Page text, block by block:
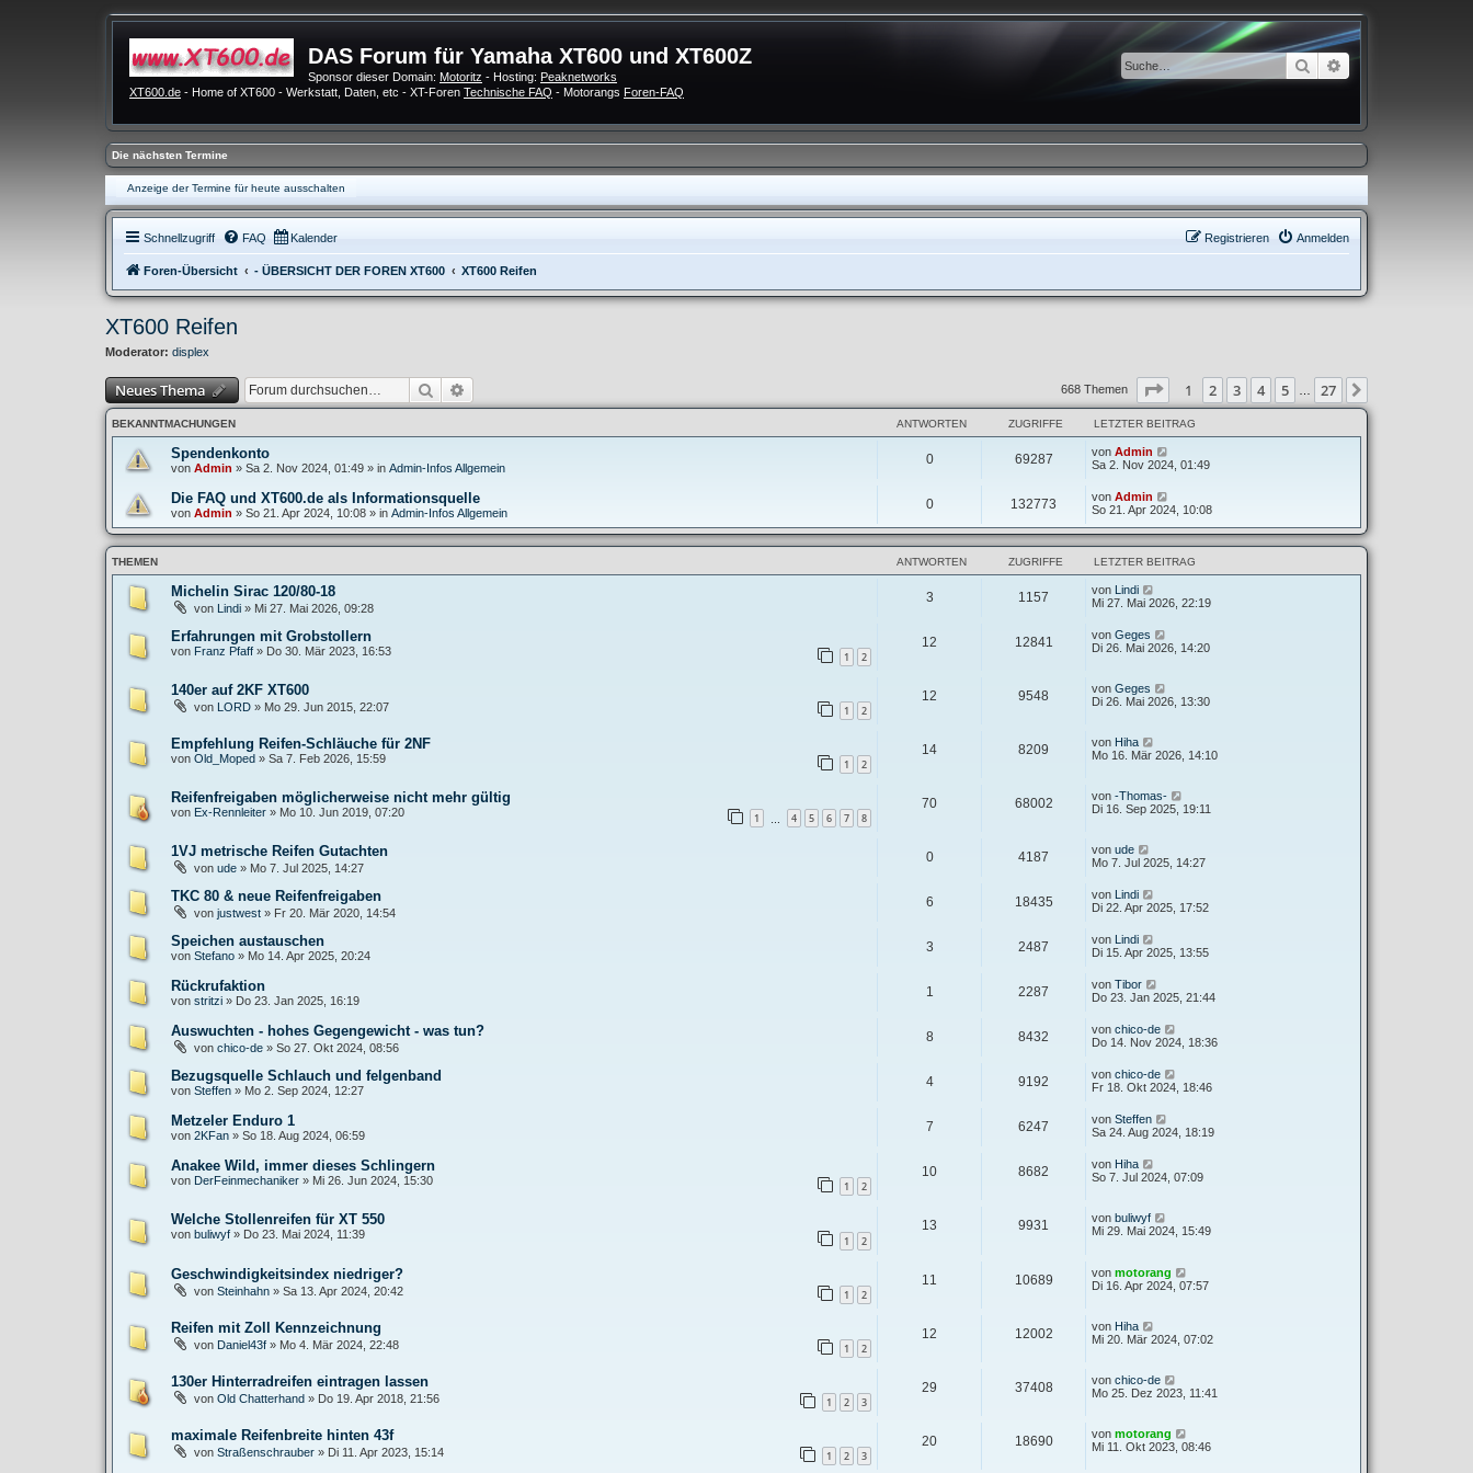
DAS Forum für Yamaha XT600 und XT600Z
Sponsor dieser Domain: Motoritz - Hosting: Peaknetworks
XT600.de - Home of XT600 - Werkstatt, Daten, etc - XT-Foren Technische FAQ - Motorangs Foren-FAQ
Suche Erweiterte Suche
Die nächsten Termine
Anzeige der Termine für heute ausschalten
Schnellzugriff FAQ Kalender Anmelden
Registrieren
Foren-Übersicht - ÜBERSICHT DER FOREN XT600 XT600 Reifen
XT600 Reifen
Moderator: displex
Neues Thema Suche 668 Themen Seite von27
1 2 3 4 5 27
BEKANNTMACHUNGEN ANTWORTEN ZUGRIFFE LETZTER BEITRAG
Spendenkonto
von Admin » Sa 2. Nov 2024, 01:49 » in Admin-Infos Allgemein
0 69287 von Admin
Sa 2. Nov 2024, 01:49
Die FAQ und XT600.de als Informationsquelle
von Admin » So 21. Apr 2024, 10:08 » in Admin-Infos Allgemein
0 132773 von Admin
So 21. Apr 2024, 10:08
THEMEN ANTWORTEN ZUGRIFFE LETZTER BEITRAG
Michelin Sirac 120/80-18
von Lindi » Mi 27. Mai 2026, 09:28
3 1157 von Lindi
Mi 27. Mai 2026, 22:19
Erfahrungen mit Grobstollern
von Franz Pfaff » Do 30. Mär 2023, 16:53 1 2
12 12841 von Geges
Di 26. Mai 2026, 14:20
140er auf 2KF XT600
von LORD » Mo 29. Jun 2015, 22:07 1 2
12 9548 von Geges
Di 26. Mai 2026, 13:30
Empfehlung Reifen-Schläuche für 2NF
von Old_Moped » Sa 7. Feb 2026, 15:59 1 2
14 8209 von Hiha
Mo 16. Mär 2026, 14:10
Reifenfreigaben möglicherweise nicht mehr gültig
von Ex-Rennleiter » Mo 10. Jun 2019, 07:20 1 … 4 5 6 7 8
70 68002 von -Thomas-
Di 16. Sep 2025, 19:11
1VJ metrische Reifen Gutachten
von ude » Mo 7. Jul 2025, 14:27
0 4187 von ude
Mo 7. Jul 2025, 14:27
TKC 80 & neue Reifenfreigaben
von justwest » Fr 20. Mär 2020, 14:54
6 18435 von
Lindi
Di 22. Apr 2025, 17:52
Speichen austauschen
von Stefano » Mo 14. Apr 2025, 20:24
3 2487 von
Lindi
Di 15. Apr 2025, 13:55
Rückrufaktion
von stritzi » Do 23. Jan 2025, 16:19
1 2287 von Tibor
Do 23. Jan 2025, 21:44
Auswuchten - hohes Gegengewicht - was tun?
von chico-de » So 27. Okt 2024, 08:56
8 8432 von chico-de
Do 14. Nov 2024, 18:36
Bezugsquelle Schlauch und felgenband
von Steffen » Mo 2. Sep 2024, 12:27
4 9192 von chico-de
Fr 18. Okt 2024, 18:46
Metzeler Enduro 1
von 2KFan » So 18. Aug 2024, 06:59
7 6247 von Steffen
Sa 24. Aug 2024, 18:19
Anakee Wild, immer dieses Schlingern
von DerFeinmechaniker » Mi 26. Jun 2024, 15:30 1 2
10 8682 von Hiha
So 7. Jul 2024, 07:09
Welche Stollenreifen für XT 550
von buliwyf » Do 23. Mai 2024, 11:39 1 2
13 9931 von buliwyf
Mi 29. Mai 2024, 15:49
Geschwindigkeitsindex niedriger?
von Steinhahn » Sa 13. Apr 2024, 20:42 1 2
11 10689 von motorang
Di 16. Apr 2024, 07:57
Reifen mit Zoll Kennzeichnung
von Daniel43f » Mo 4. Mär 2024, 22:48 1 2
12 12002 von Hiha
Mi 20. Mär 2024, 07:02
130er Hinterradreifen eintragen lassen
von Old Chatterhand » Do 19. Apr 2018, 21:56 1 2 3
29 37408 von chico-de
Mo 25. Dez 2023, 11:41
maximale Reifenbreite hinten 43f
von Straßenschrauber » Di 11. Apr 2023, 15:14 1 2 3
20 18690 von motorang
Mi 11. Okt 2023, 08:46